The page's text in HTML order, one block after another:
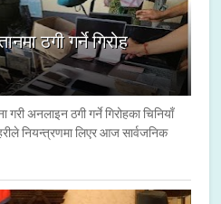
ठगी गर्ने गिरोह
अनलाइन ठगी गर्ने गिरोहका चिनियाँ
नियन्त्रणमा लिएर आज सार्वजनिक